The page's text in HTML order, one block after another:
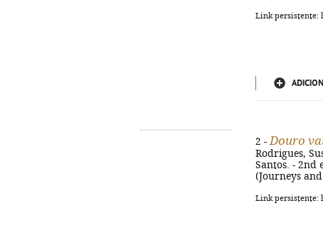
Link persistente:
2 - Douro
Rodrigues,
Santos. - 2nd
(Journeys
Link persistente: